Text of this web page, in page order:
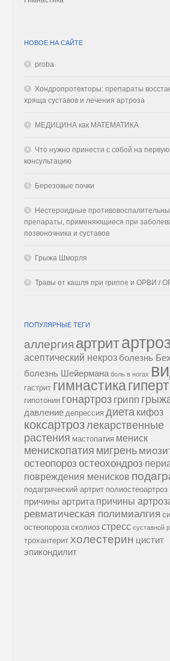
НОВОЕ НА САЙТЕ
proba
Хондропротекторы: препараты
хряща суставов и лечения артроза
МЕДИЦИНА как МАТЕМАТИКА
Что нужно принести с собой на первую
консультацию
Березовые почки
Нестероидные
препараты, применяющиеся при
позвоночника и суставов
Грыжа Шморля
Травы от кашля при гриппе и ОРВИ /
ПОПУЛЯРНЫЕ ТЕГИ
аллергия артрит
асептический некроз болезнь
болезнь Шейермана боль в ногах
гастрит гимнастика
гипотония гонартроз грипп
давление депрессия диета кифоз
коксартрозлекарственные
растения мастопатия мениск
менископатия мигрень
остеопороз остеохондроз
повреждения менисков
подагрический артрит полиостеоартроз
причины артрита причины
ревматическая полимиалгия
остеопороза сколиоз стресс суставной
трохантерит холестерин цистит
эпикондилит